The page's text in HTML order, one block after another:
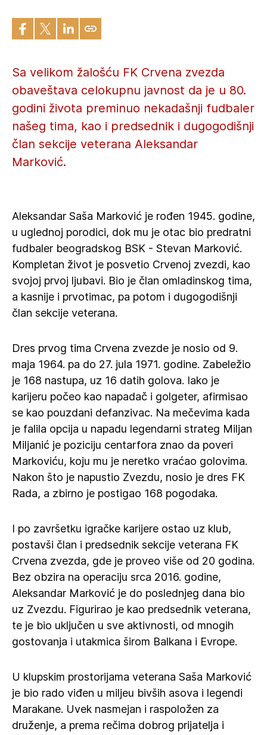
Sa velikom žalošću FK Crvena zvezda
obaveštava celokupnu javnost da je u 80.
godini života preminuo nekadašnji fudbaler
našeg tima, kao i predsednik i dugogodišnji
član sekcije veterana Aleksandar
Marković.
Aleksandar Saša Marković je rođen 1945. godine,
u uglednoj porodici, dok mu je otac bio predratni
fudbaler beogradskog BSK - Stevan Marković.
Kompletan život je posvetio Crvenoj zvezdi, kao
svojoj prvoj ljubavi. Bio je član omladinskog tima,
a kasnije i prvotimac, pa potom i dugogodišnji
član sekcije veterana.
Dres prvog tima Crvena zvezde je nosio od 9.
maja 1964. pa do 27. jula 1971. godine. Zabeležio
je 168 nastupa, uz 16 datih golova. Iako je
karijeru počeo kao napadač i golgeter, afirmisao
se kao pouzdani defanzivac. Na mečevima kada
je falila opcija u napadu legendarni strateg Miljan
Miljanić je poziciju centarfora znao da poveri
Markoviću, koju mu je neretko vraćao golovima.
Nakon što je napustio Zvezdu, nosio je dres FK
Rada, a zbirno je postigao 168 pogodaka.
I po završetku igračke karijere ostao uz klub,
postavši član i predsednik sekcije veterana FK
Crvena zvezda, gde je proveo više od 20 godina.
Bez obzira na operaciju srca 2016. godine,
Aleksandar Marković je do poslednjeg dana bio
uz Zvezdu. Figurirao je kao predsednik veterana,
te je bio uključen u sve aktivnosti, od mnogih
gostovanja i utakmica širom Balkana i Evrope.
U klupskim prostorijama veterana Saša Marković
je bio rado viđen u miljeu bivših asova i legendi
Marakane. Uvek nasmejan i raspoložen za
druženje, a prema rečima dobrog prijatelja i